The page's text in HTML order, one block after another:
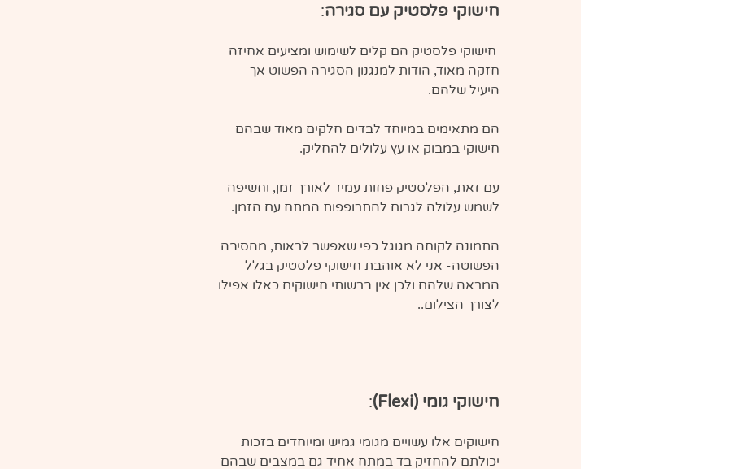
חישוקי פלסטיק עם סגירה:
חישוקי פלסטיק הם קלים לשימוש ומציעים אחיזה
חזקה מאוד, הודות למנגנון הסגירה הפשוט אך
היעיל שלהם.
הם מתאימים במיוחד לבדים חלקים מאוד שבהם
חישוקי במבוק או עץ עלולים להחליק.
עם זאת, הפלסטיק פחות עמיד לאורך זמן, וחשיפה
לשמש עלולה לגרום להתרופפות המתח עם הזמן.
התמונה לקוחה מגוגל כפי שאפשר לראות, מהסיבה
הפשוטה- אני לא אוהבת חישוקי פלסטיק בגלל
המראה שלהם ולכן אין ברשותי חישוקים כאלו אפילו
לצורך הצילום..
חישוקי גומי (Flexi) :
חישוקים אלו עשויים מגומי גמיש ומיוחדים בזכות
יכולתם להחזיק בד במתח אחיד גם במצבים שבהם